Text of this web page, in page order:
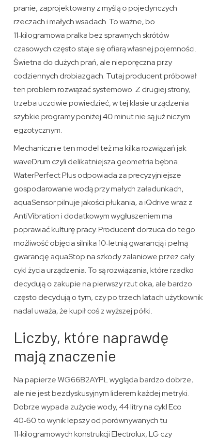
pranie, zaprojektowany z myślą o pojedynczych
rzeczach i małych wsadach. To ważne, bo
11‑kilogramowa pralka bez sprawnych skrótów
czasowych często staje się ofiarą własnej pojemności.
Świetna do dużych prań, ale nieporęczna przy
codziennych drobiazgach. Tutaj producent próbował
ten problem rozwiązać systemowo. Z drugiej strony,
trzeba uczciwie powiedzieć, w tej klasie urządzenia
szybkie programy poniżej 40 minut nie są już niczym
egzotycznym.
Mechanicznie ten model też ma kilka rozwiązań jak
waveDrum czyli delikatniejsza geometria bębna.
WaterPerfect Plus odpowiada za precyzyjniejsze
gospodarowanie wodą przy małych załadunkach,
aquaSensor pilnuje jakości płukania, a iQdrive wraz z
AntiVibration i dodatkowym wygłuszeniem ma
poprawiać kulturę pracy. Producent dorzuca do tego
możliwość objęcia silnika 10‑letnią gwarancją i pełną
gwarancję aquaStop na szkody zalaniowe przez cały
cykl życia urządzenia. To są rozwiązania, które rzadko
decydują o zakupie na pierwszy rzut oka, ale bardzo
często decydują o tym, czy po trzech latach użytkownik
nadal uważa, że kupił coś z wyższej półki.
Liczby, które naprawdę
mają znaczenie
Na papierze WG66B2AYPL wygląda bardzo dobrze,
ale nie jest bezdyskusyjnym liderem każdej metryki.
Dobrze wypada zużycie wody, 44 litry na cykl Eco
40‑60 to wynik lepszy od porównywanych tu
11‑kilogramowych konstrukcji Electrolux, LG czy